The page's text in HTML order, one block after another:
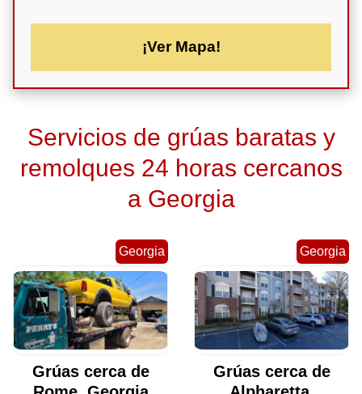
¡Ver Mapa!
Servicios de grúas baratas y
remolques 24 horas cercanos
a Georgia
Georgia
Grúas cerca de
Georgia
Grúas cerca de